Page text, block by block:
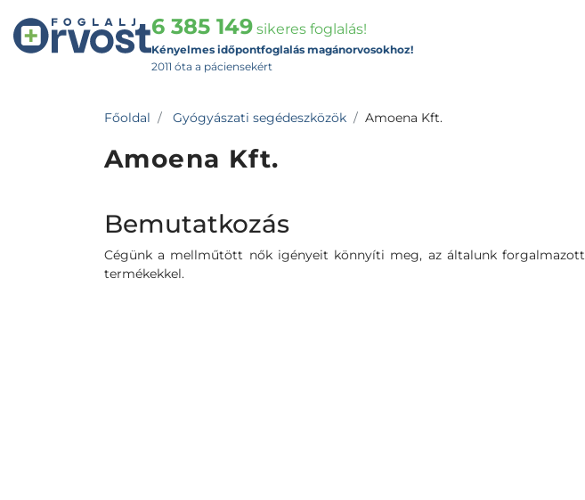
6 385 149 sikeres foglalás!
Kényelmes időpontfoglalás magánorvosokhoz!
2011 óta a páciensekért
Főoldal Gyógyászati segédeszközök Amoena Kft.
Amoena Kft.
Bemutatkozás
Cégünk a mellműtött nők igényeit könnyíti meg, az általunk forgalmazott
termékekkel.